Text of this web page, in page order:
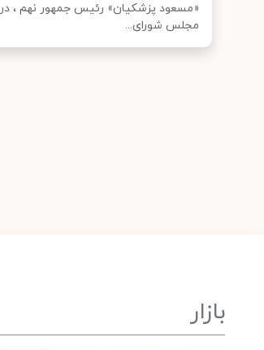
«مسعود پزشکیان» رئیس جمهور نهم ، در
مجلس شورای...
بازار